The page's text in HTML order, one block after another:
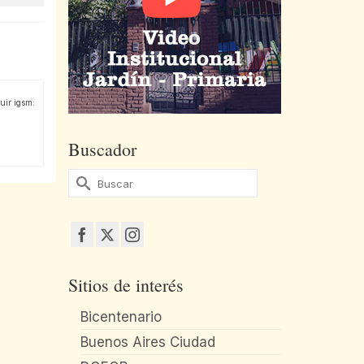
igsm:
Buscador
Buscar
por:
Sitios de interés
Bicentenario
Buenos Aires Ciudad